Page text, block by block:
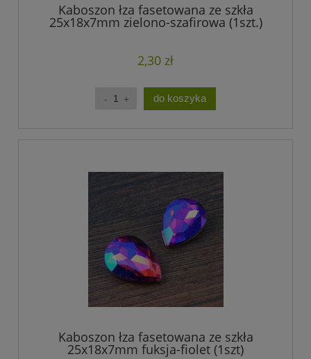
Kaboszon łza fasetowana ze szkła
25x18x7mm zielono-szafirowa (1szt.)
2,30 zł
do koszyka
Kaboszon łza fasetowana ze szkła
25x18x7mm fuksja-fiolet (1szt)